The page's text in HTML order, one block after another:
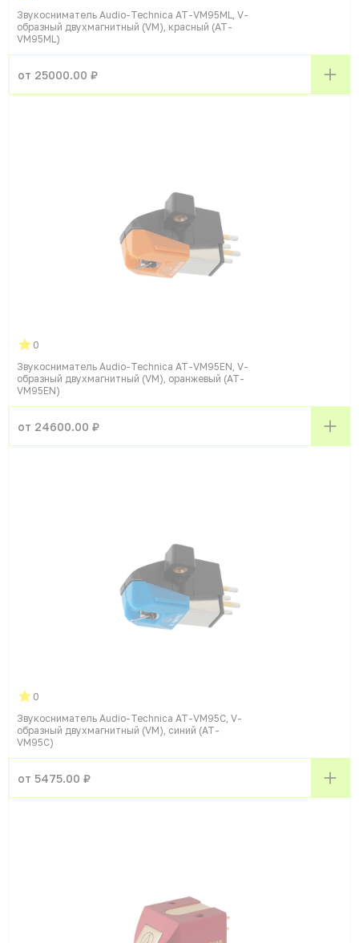
Звукосниматель Audio-Technica AT-VM95ML, V-
образный двухмагнитный (VM), красный (AT-
VM95ML)
от 25000.00 ₽
0
Звукосниматель Audio-Technica AT-VM95EN, V-
образный двухмагнитный (VM), оранжевый (AT-
VM95EN)
от 24600.00 ₽
0
Звукосниматель Audio-Technica AT-VM95C, V-
образный двухмагнитный (VM), синий (AT-
VM95C)
от 5475.00 ₽